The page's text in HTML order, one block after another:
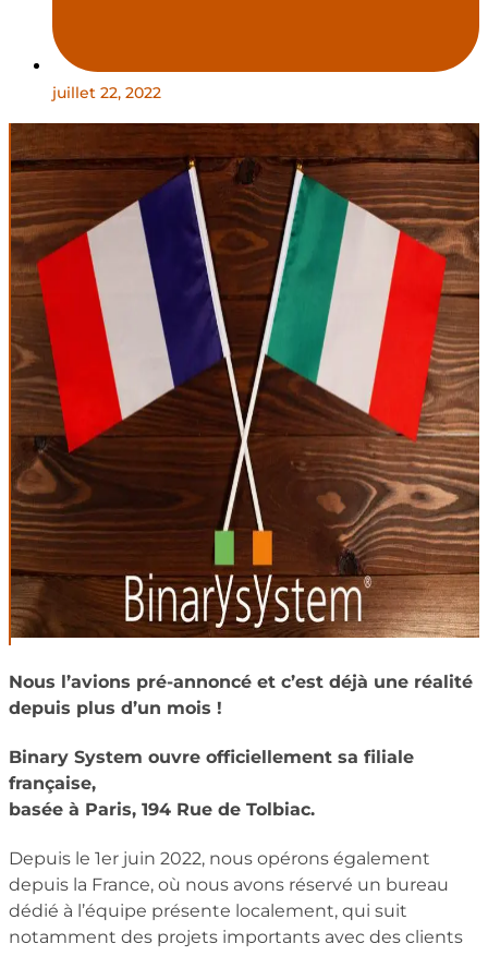
juillet 22, 2022
Nous l’avions pré-annoncé et c’est déjà une réalité
depuis plus d’un mois !
Binary System ouvre officiellement sa filiale
française,
basée à Paris, 194 Rue de Tolbiac.
Depuis le 1er juin 2022, nous opérons également
depuis la France, où nous avons réservé un bureau
dédié à l’équipe présente localement, qui suit
notamment des projets importants avec des clients